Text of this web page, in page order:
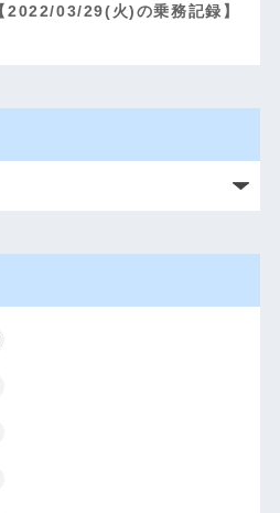
2022/03/29(火)の乗務記録】